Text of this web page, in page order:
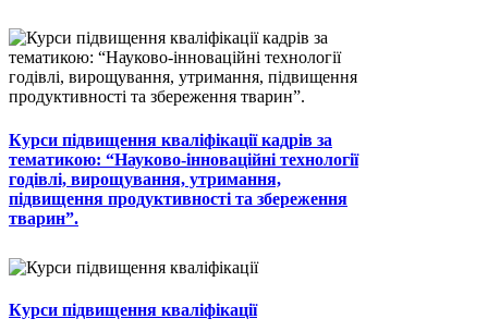
Курси підвищення кваліфікації кадрів за
тематикою: “Науково-інноваційні технології
годівлі, вирощування, утримання,
підвищення продуктивності та збереження
тварин”.
Курси підвищення кваліфікації